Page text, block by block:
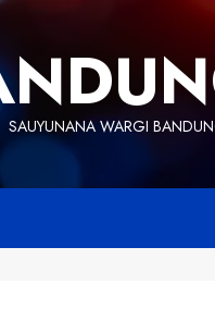
SAUYUNANA WARGI